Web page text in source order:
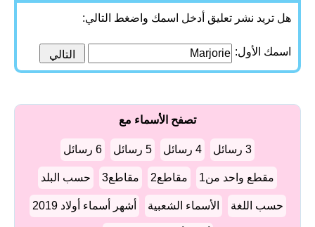
هل تريد نشر تعليق أدخل اسمك واضغط التالي:
اسمك الأول:
تصفح الأسماء مع
3 رسائل 4 رسائل 5 رسائل 6 رسائل
مقطع واحد من1 مقاطع2 مقاطع3 حسب البلد
حسب اللغة الأسماء الشعبية أشهر أسماء أولاد 2019